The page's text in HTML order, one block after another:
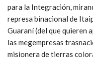
para la Integración,
represa binacional de
Guaraní (del que quieren
las megempresas
misionera de tierras